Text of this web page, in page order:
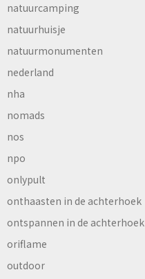
natuurcamping
natuurhuisje
natuurmonumenten
nederland
nha
nomads
nos
npo
onlypult
onthaasten in de achterhoek
ontspannen in de achterhoek
oriflame
outdoor